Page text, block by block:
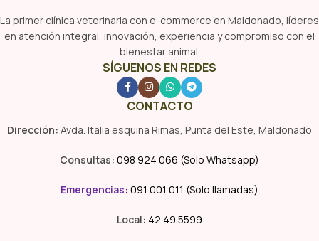
La primer clínica veterinaria con e-commerce en Maldonado, líderes
en atención integral, innovación, experiencia y compromiso con el
bienestar animal.
SÍGUENOS EN REDES
CONTACTO
Dirección: Avda. Italia esquina Rimas, Punta del Este, Maldonado
Consultas: 098 924 066 (Solo Whatsapp)
Emergencias: 091 001 011 (Solo llamadas)
Local: 42 49 5599